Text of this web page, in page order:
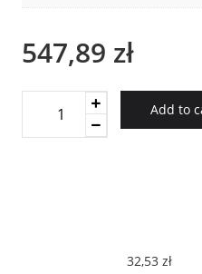
547,89 zł
BALLANTINES
Add to
32,53 zł